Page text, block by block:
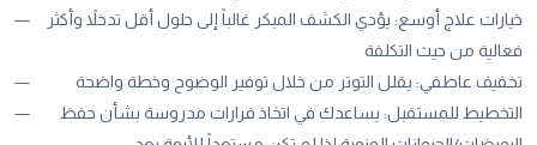
خيارات علاج أوسع: يؤدي الكشف المبكر غالباً إلى حلول أقل تدخلاً وأكثر
فعالية من حيث التكلفة
تخفيف عاطفي: يقلل التوتر من خلال توفير الوضوح وخطة واضحة
التخطيط للمستقبل: يساعدك في اتخاذ قرارات مدروسة بشأن حفظ